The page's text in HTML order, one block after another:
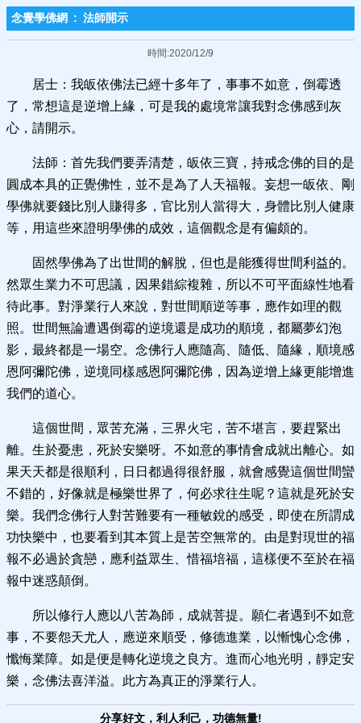
念覺學佛網 : 法師開示
時間:2020/12/9
居士：我皈依佛法已經十多年了，事事不如意，倒霉透
了，常想這是逆增上緣，可是我的處境常讓我對念佛感到灰
心，請開示。
法師：首先我們要弄清楚，皈依三寶，持戒念佛的目的是
圓成本具的正覺佛性，並不是為了人天福報。妄想一皈依、剛
學佛就要錢比別人賺得多，官比別人當得大，身體比別人健康
等，用這些來證明學佛的成效，這個觀念是有偏頗的。
固然學佛為了出世間的解脫，但也是能獲得世間利益的。
然眾生業力不可思議，因果錯綜複雜，所以不可平面線性地看
待此事。對淨業行人來說，對世間順逆等事，應作如理的觀
照。世間無論遭遇倒霉的逆境還是成功的順境，都屬夢幻泡
影，最終都是一場空。念佛行人應隨高、隨低、隨緣，順境感
恩阿彌陀佛，逆境同樣感恩阿彌陀佛，因為逆增上緣更能增進
我們的道心。
這個世間，眾苦充滿，三界火宅，苦不堪言，要趕緊出
離。生於憂患，死於安樂呀。不如意的事情會成就出離心。如
果天天都是很順利，日日都過得很舒服，就會感覺這個世間蠻
不錯的，好像就是極樂世界了，何必求往生呢？這就是死於安
樂。我們念佛行人對苦難要有一種敏銳的感受，即使在所謂成
功快樂中，也要看到其本質上是苦空無常的。由是對現世的福
報不必過於貪戀，應利益眾生、惜福培福，這樣便不至於在福
報中迷惑顛倒。
所以修行人應以八苦為師，成就菩提。願仁者遇到不如意
事，不要怨天尤人，應逆來順受，修德進業，以慚愧心念佛，
懺悔業障。如是便是轉化逆境之良方。進而心地光明，靜定安
樂，念佛法喜洋溢。此方為真正的淨業行人。
分享好文，利人利己，功德無量!